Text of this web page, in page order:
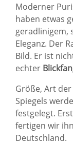
Moderner
haben etwas
geradlinigem,
Eleganz. Der
Bild. Er ist
echter
Größe, Art
Spiegels
festgelegt.
fertigen wir
Deutschland.